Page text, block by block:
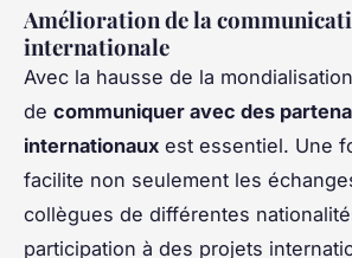
Amélioration de la
internationale
Avec la hausse de la
de communiquer avec des
internationaux est essentiel. Une
facilite non seulement les
collègues de différentes
participation à des projets